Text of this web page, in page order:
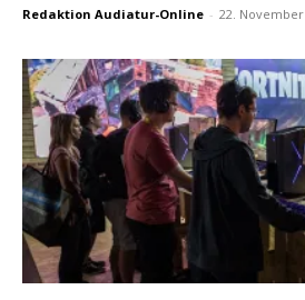
Redaktion Audiatur-Online - 22. November